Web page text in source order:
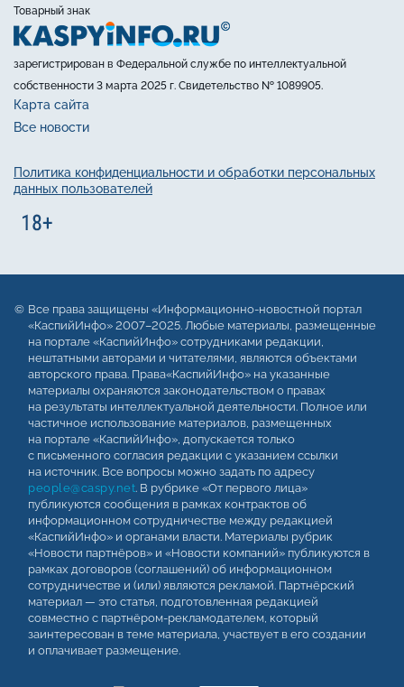
Товарный знак
зарегистрирован в Федеральной службе по интеллектуальной
собственности 3 марта 2025 г. Свидетельство № 1089905.
Карта сайта
Все новости
Политика конфиденциальности и обработки персональных
данных пользователей
Все права защищены «Информационно-новостной портал
«КаспийИнфо» 2007–2025. Любые материалы, размещенные
на портале «КаспийИнфо» сотрудниками редакции,
нештатными авторами и читателями, являются объектами
авторского права. Права«КаспийИнфо» на указанные
материалы охраняются законодательством о правах
на результаты интеллектуальной деятельности. Полное или
частичное использование материалов, размещенных
на портале «КаспийИнфо», допускается только
с письменного согласия редакции с указанием ссылки
на источник. Все вопросы можно задать по адресу
people@caspy.net. В рубрике «От первого лица»
публикуются сообщения в рамках контрактов об
информационном сотрудничестве между редакцией
«КаспийИнфо» и органами власти. Материалы рубрик
«Новости партнёров» и «Новости компаний» публикуются в
рамках договоров (соглашений) об информационном
сотрудничестве и (или) являются рекламой. Партнёрский
материал — это статья, подготовленная редакцией
совместно с партнёром-рекламодателем, который
заинтересован в теме материала, участвует в его создании
и оплачивает размещение.